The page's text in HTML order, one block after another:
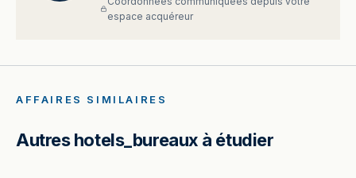
espace acquéreur
AFFAIRES SIMILAIRES
Autres hotels_bureaux à étudier